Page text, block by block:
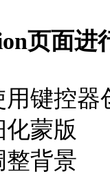
页面进
键控器
蒙版
整背景